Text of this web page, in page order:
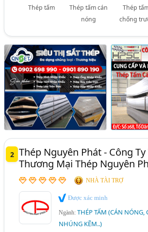
Thép tấm
Thép tấm cán
nóng
Thép
chống
2 Thép Nguyên Phát - Công Ty
Thương Mại Thép Nguyên
NHÀ TÀI TRỢ
Được xác minh
Ngành:THÉP TẤM (CÁN NÓNG,
NHÚNG KẼM..)